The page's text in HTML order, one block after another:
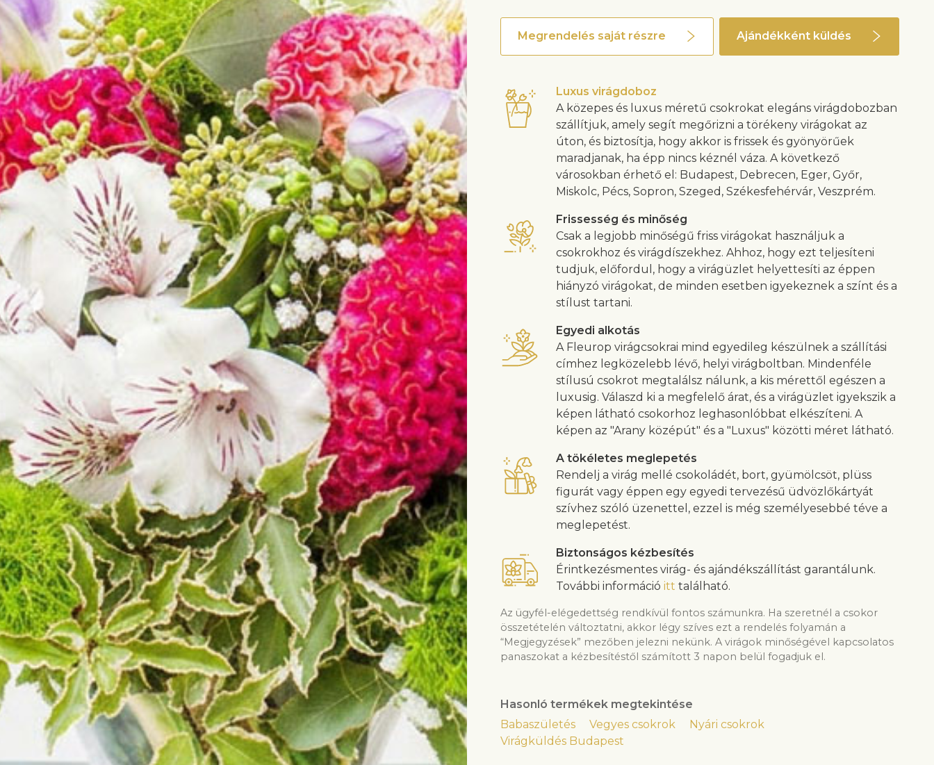
Megrendelés saját részre Ajándékként küldés
Luxus virágdoboz
A közepes és luxus méretű csokrokat elegáns virágdobozban
szállítjuk, amely segít megőrizni a törékeny virágokat az
úton, és biztosítja, hogy akkor is frissek és gyönyörűek
maradjanak, ha épp nincs kéznél váza. A következő
városokban érhető el: Budapest, Debrecen, Eger, Győr,
Miskolc, Pécs, Sopron, Szeged, Székesfehérvár, Veszprém.
Frissesség és minőség
Csak a legjobb minőségű friss virágokat használjuk a
csokrokhoz és virágdíszekhez. Ahhoz, hogy ezt teljesíteni
tudjuk, előfordul, hogy a virágüzlet helyettesíti az éppen
hiányzó virágokat, de minden esetben igyekeznek a színt és a
stílust tartani.
Egyedi alkotás
A Fleurop virágcsokrai mind egyedileg készülnek a szállítási
címhez legközelebb lévő, helyi virágboltban. Mindenféle
stílusú csokrot megtalálsz nálunk, a kis mérettől egészen a
luxusig. Válaszd ki a megfelelő árat, és a virágüzlet igyekszik a
képen látható csokorhoz leghasonlóbbat elkészíteni. A
képen az "Arany középút" és a "Luxus" közötti méret látható.
A tökéletes meglepetés
Rendelj a virág mellé csokoládét, bort, gyümölcsöt, plüss
figurát vagy éppen egy egyedi tervezésű üdvözlőkártyát
szívhez szóló üzenettel, ezzel is még személyesebbé téve a
meglepetést.
Biztonságos kézbesítés
Érintkezésmentes virág- és ajándékszállítást garantálunk.
További információ itt található.
Az ügyfél-elégedettség rendkívül fontos számunkra. Ha szeretnél a csokor
összetételén változtatni, akkor légy szíves ezt a rendelés folyamán a
“Megjegyzések” mezőben jelezni nekünk. A virágok minőségével kapcsolatos
panaszokat a kézbesítéstől számított 3 napon belül fogadjuk el.
Hasonló termékek megtekintése
Babaszületés
Vegyes csokrok
Nyári csokrok
Virágküldés Budapest